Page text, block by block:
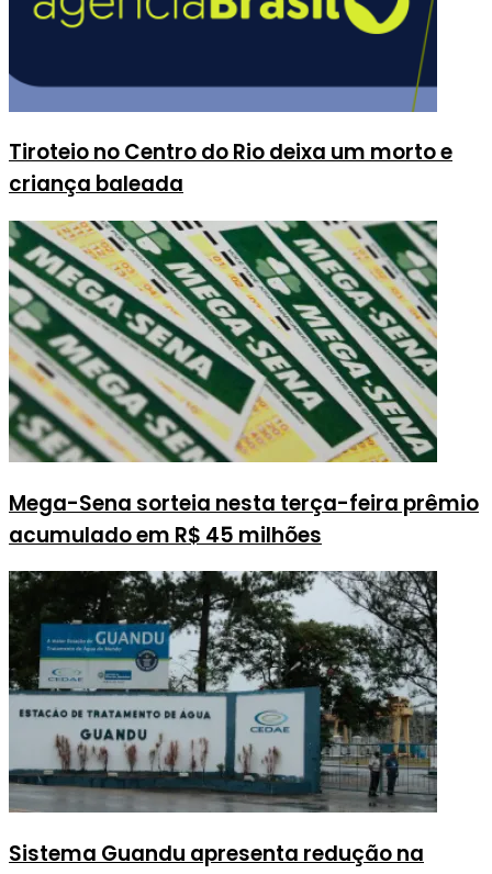
Tiroteio no Centro do Rio deixa um morto e
criança baleada
Mega-Sena sorteia nesta terça-feira prêmio
acumulado em R$ 45 milhões
Sistema Guandu apresenta redução na